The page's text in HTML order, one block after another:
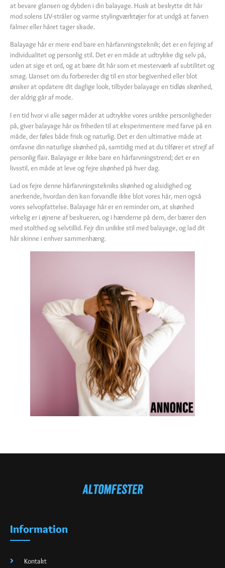
at bevare glansen og dybden i din balayage. Husk at beskytte dit hår
mod solens UV-stråler og varme stylingværktøjer for at undgå at farven
falmer eller håret tager skade.
Balayage hår er mere end bare en hårfarvningsteknik; det er en fejring af
individualitet og personlig stil. Det er en måde at udtrykke dig selv på,
uden at sige et ord, og at bære dit hår som et mesterværk af subtilitet og
smag. Uanset om du forbereder dig til en stor begivenhed eller blot
ønsker at opdatere dit daglige look, tilbyder balayage en tidløs skønhed,
der aldrig går af mode.
I en tid hvor vi alle søger måder at udtrykke vores unikke personligheder
på, giver balayage hår os friheden til at eksperimentere med farve på en
måde, der føles både frisk og naturlig. Det er den ultimative måde at
omfavne din naturlige skønhed på, samtidig med at du tilfører et strejf af
personlig flair. Balayage er ikke bare en hårfarvningstrend; det er en
livsstil, en måde at leve og fejre skønhed på hver dag.
Lad os fejre denne hårfarvningstekniks skønhed og alsidighed og
anerkende, hvordan den kan forvandle ikke blot vores hår, men også
vores selvopfattelse. Balayage hår er en reminder om, at skønhed
virkelig er i øjnene af beskueren, og i hænderne på dem, der bærer den
med stolthed og selvtillid. Fejr din unikke stil med balayage, og lad dit
hår skinne i enhver sammenhæng.
Information
Kontakt